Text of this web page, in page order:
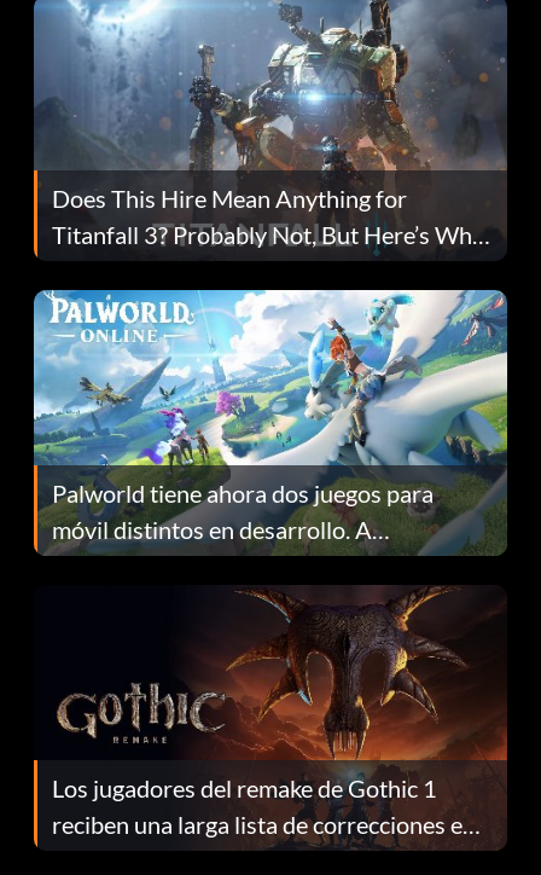
Does This Hire Mean Anything for
Titanfall 3? Probably Not, But Here’s Why
Fans Are Hopeful
Palworld tiene ahora dos juegos para
móvil distintos en desarrollo. A
continuación te explicamos por qué.
Los jugadores del remake de Gothic 1
reciben una larga lista de correcciones en
el parche 1.0.4